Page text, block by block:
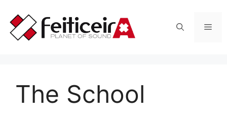
contenido
The School